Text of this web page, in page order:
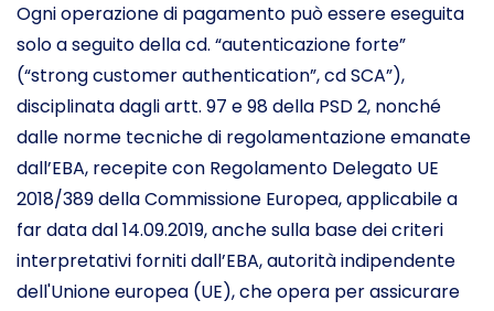
Ogni operazione di pagamento può essere eseguita
solo a seguito della cd. “autenticazione forte”
(“strong customer authentication”, cd SCA”),
disciplinata dagli artt. 97 e 98 della PSD 2, nonché
dalle norme tecniche di regolamentazione emanate
dall’EBA, recepite con Regolamento Delegato UE
2018/389 della Commissione Europea, applicabile a
far data dal 14.09.2019, anche sulla base dei criteri
interpretativi forniti dall’EBA, autorità indipendente
dell'Unione europea (UE), che opera per assicurare